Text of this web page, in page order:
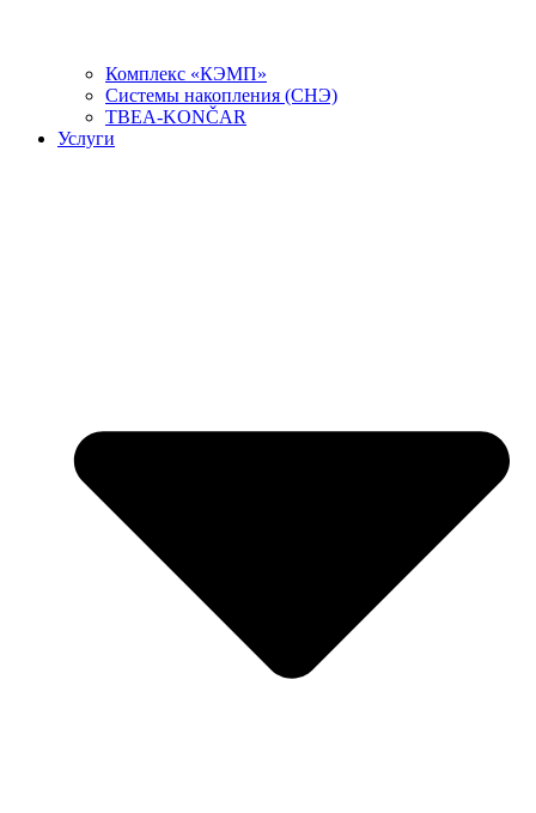
Комплекс «КЭМП»
Системы накопления (СНЭ)
TBEA-KONČAR
Услуги